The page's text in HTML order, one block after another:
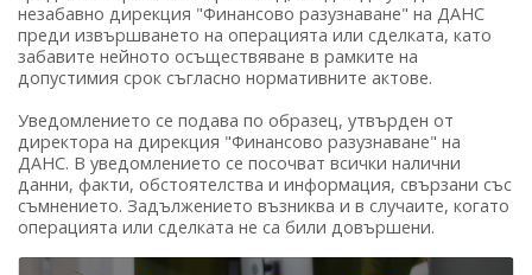
незабавно дирекция "Финансово разузнаване" на ДАНС
преди извършването на операцията или сделката, като
забавите нейното осъществяване в рамките на
допустимия срок съгласно нормативните актове.
Уведомлението се подава по образец, утвърден от
директора на дирекция "Финансово разузнаване" на
ДАНС. В уведомлението се посочват всички налични
данни, факти, обстоятелства и информация, свързани със
съмнението. Задължението възниква и в случаите, когато
операцията или сделката не са били довършени.